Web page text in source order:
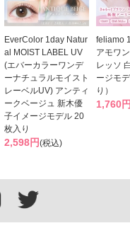
EverColor 1day Natur
al MOIST LABEL UV
(エバーカラーワンデ
ーナチュラルモイスト
レーベルUV) アンティ
ークベージュ 新木優
子イメージモデル 20
枚入り
2,598円(税込)
feliamo
アモワ
レッソ
ージモ
り）
1,760